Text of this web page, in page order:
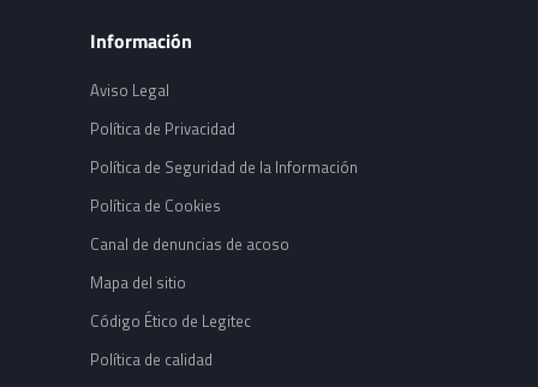
Información
Aviso Legal
Política de Privacidad
Política de Seguridad de la Información
Política de Cookies
Canal de denuncias de acoso
Mapa del sitio
Código Ético de Legitec
Política de calidad